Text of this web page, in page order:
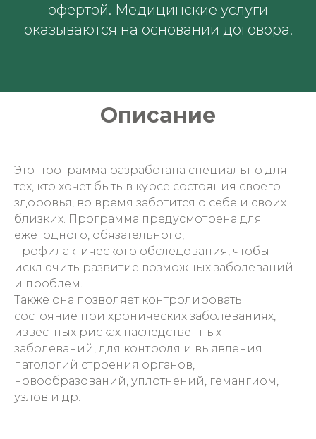
офертой. Медицинские услуги
оказываются на основании договора.
Описание
Это программа разработана специально для
тех, кто хочет быть в курсе состояния своего
здоровья, во время заботится о себе и своих
близких. Программа предусмотрена для
ежегодного, обязательного,
профилактического обследования, чтобы
исключить развитие возможных заболеваний
и проблем.
Также она позволяет контролировать
состояние при хронических заболеваниях,
известных рисках наследственных
заболеваний, для контроля и выявления
патологий строения органов,
новообразований, уплотнений, гемангиом,
узлов и др.